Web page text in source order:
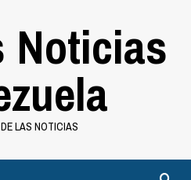
Noticias
LAS NOTICIAS